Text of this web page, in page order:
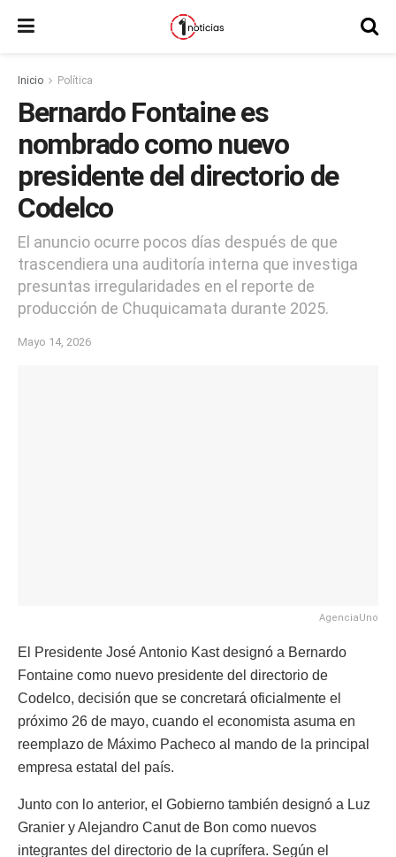
Inicio Política
Bernardo Fontaine es
nombrado como nuevo
presidente del directorio de
Codelco
El anuncio ocurre pocos días después de que
trascendiera una auditoría interna que investiga
presuntas irregularidades en el reporte de
producción de Chuquicamata durante 2025.
Mayo 14, 2026
AgenciaUno
El Presidente José Antonio Kast designó a Bernardo
Fontaine como nuevo presidente del directorio de
Codelco, decisión que se concretará oficialmente el
próximo 26 de mayo, cuando el economista asuma en
reemplazo de Máximo Pacheco al mando de la principal
empresa estatal del país.
Junto con lo anterior, el Gobierno también designó a Luz
Granier y Alejandro Canut de Bon como nuevos
integrantes del directorio de la cuprífera. Según el